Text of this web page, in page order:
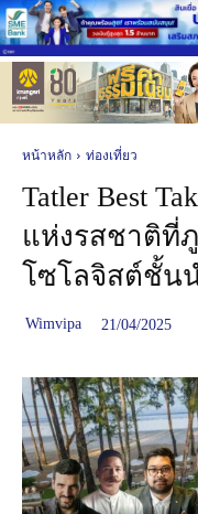
หน้าหลัก ท่องเที่ยว
Tatler Best
แห่งรสชาติที่
โซโลจิสต์ชั้น
Wimvipa 21/04/2025